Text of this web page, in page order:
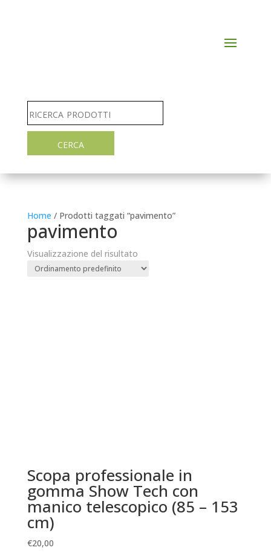
Home / Prodotti taggati “pavimento”
pavimento
Visualizzazione del risultato
Scopa professionale in
gomma Show Tech con
manico telescopico (85 – 153
cm)
€20,00